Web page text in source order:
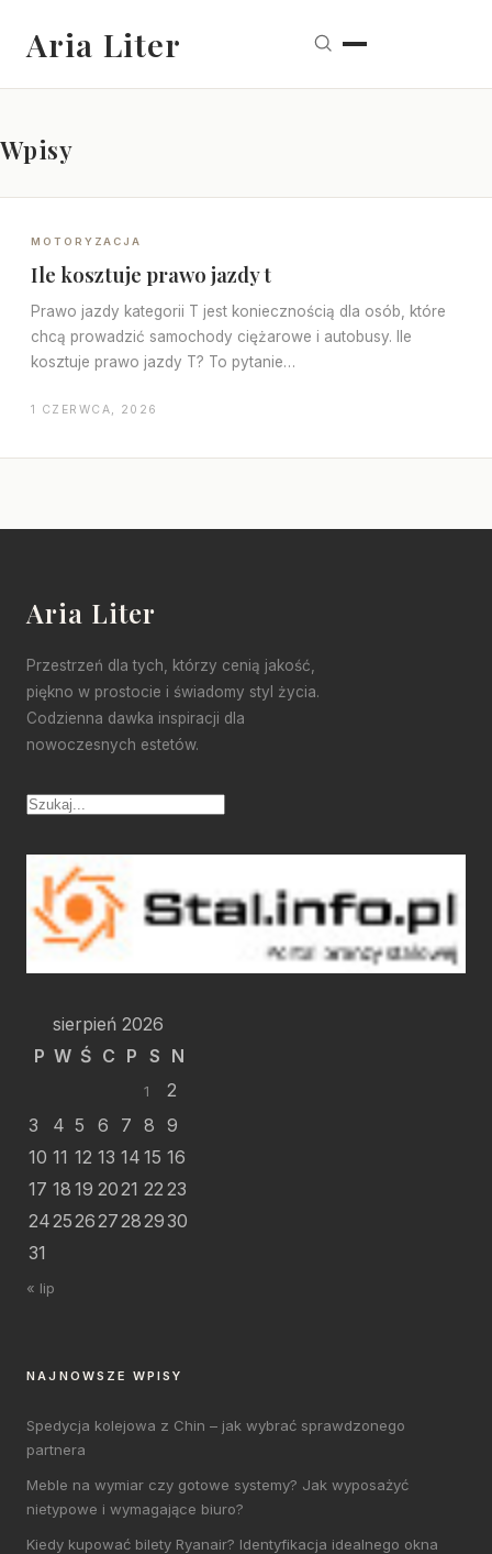
Aria Liter
Wpisy
MOTORYZACJA
Ile kosztuje prawo jazdy t
Prawo jazdy kategorii T jest koniecznością dla osób, które
chcą prowadzić samochody ciężarowe i autobusy. Ile
kosztuje prawo jazdy T? To pytanie…
1 CZERWCA, 2026
Aria Liter
Przestrzeń dla tych, którzy cenią jakość,
piękno w prostocie i świadomy styl życia.
Codzienna dawka inspiracji dla
nowoczesnych estetów.
sierpień 2026
P W Ś C P S N
1
2
3
4 5 6 7 8 9
10 11 12 13 14 15 16
17 18 19 2021 22 23
24252627282930
31
« lip
NAJNOWSZE WPISY
Spedycja kolejowa z Chin – jak wybrać sprawdzonego
partnera
Meble na wymiar czy gotowe systemy? Jak wyposażyć
nietypowe i wymagające biuro?
Kiedy kupować bilety Ryanair? Identyfikacja idealnego okna